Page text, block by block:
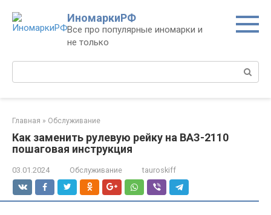
контенту
ИномаркиРФ
Все про популярные иномарки и
не только
Поиск:
Главная » Обслуживание
Как заменить рулевую рейку на ВАЗ-2110
пошаговая инструкция
03.01.2024 Обслуживание tauroskiff